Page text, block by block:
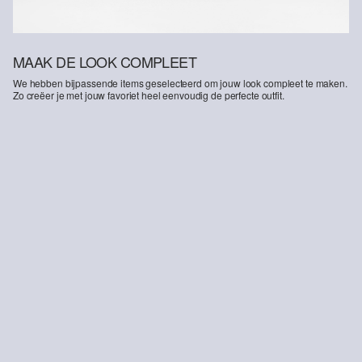
MAAK DE LOOK COMPLEET
We hebben bijpassende items geselecteerd om jouw look compleet te maken.
Zo creëer je met jouw favoriet heel eenvoudig de perfecte outfit.